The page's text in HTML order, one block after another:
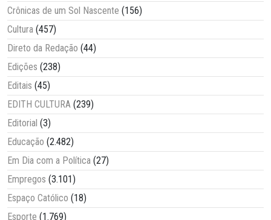
Crônicas de um Sol Nascente (156)
Cultura (457)
Direto da Redação (44)
Edições (238)
Editais (45)
EDITH CULTURA (239)
Editorial (3)
Educação (2.482)
Em Dia com a Política (27)
Empregos (3.101)
Espaço Católico (18)
Esporte (1.769)